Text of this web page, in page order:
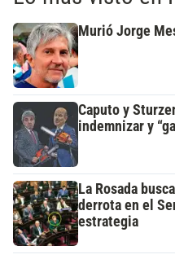
Murió Jorge
Caputo y
indemnizar y
La Rosada
derrota en el
estrategia